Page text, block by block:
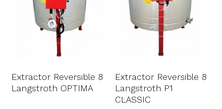
Extractor Reversible 8
Langstroth OPTIMA
Extractor Reversible 8
Langstroth P1
CLASSIC